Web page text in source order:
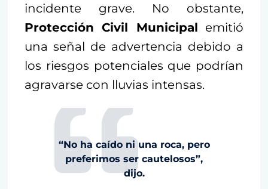
incidente grave. No obstante,
Protección Civil Municipal emitió
una señal de advertencia debido a
los riesgos potenciales que podrían
agravarse con lluvias intensas.
“No ha caído ni una roca, pero
preferimos ser cautelosos”,
dijo.